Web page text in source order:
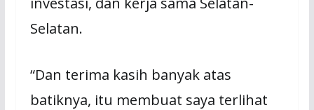
Selatan.
“Dan terima kasih banyak atas
batiknya, itu membuat saya terlihat